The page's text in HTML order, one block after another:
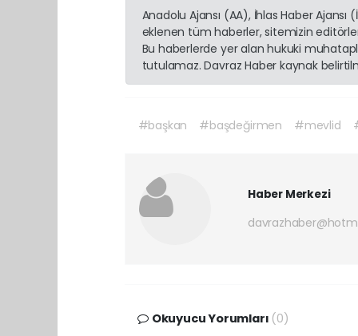
Anadolu Ajansı (AA), İhlas Haber
eklenen tüm haberler, sitemizin
Bu haberlerde yer alan hukuki
tutulamaz. Davraz Haber kaynak
#başkan #başdeğirmen #mevlid
Haber Merkezi
Okuyucu Yorumları (0)